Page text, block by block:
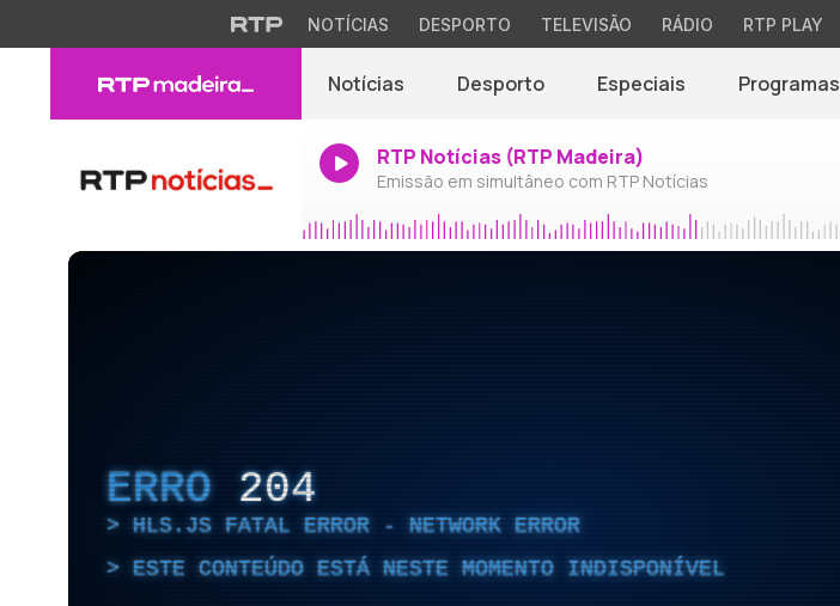
NOTÍCIAS DESPORTO TELEVISÃO RÁDIO RTP PLAY
Notícias Desporto Especiais Programas
RTP Notícias (RTP Madeira)
Emissão em simultâneo com RTP Notícias
ERRO 204
HLS.JS FATAL ERROR - NETWORK ERROR
ESTE CONTEÚDO ESTÁ NESTE MOMENTO INDISPONÍVEL